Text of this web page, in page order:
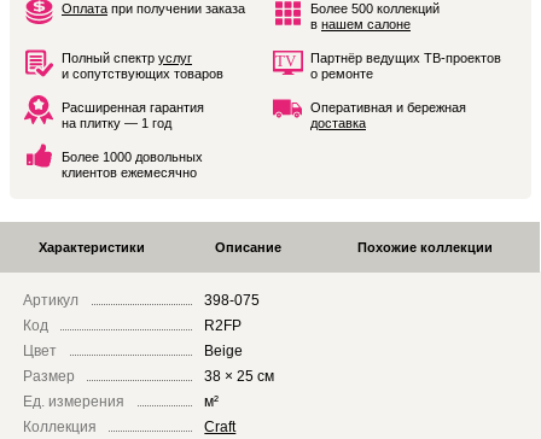
Оплата при получении заказа
Более 500 коллекций
в нашем салоне
Полный спектр услуг
и сопутствующих товаров
Партнёр ведущих ТВ-проектов
о ремонте
Расширенная гарантия
на плитку — 1 год
Оперативная и бережная
доставка
Более 1000 довольных
клиентов ежемесячно
Характеристики Описание Похожие коллекции
Артикул
398-075
Код
R2FP
Цвет
Beige
Размер
38 × 25 см
Ед. измерения
м²
Коллекция
Craft